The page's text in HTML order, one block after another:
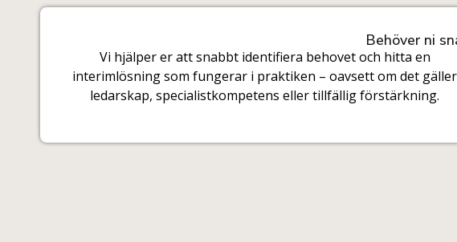
Behöver ni
Vi hjälper er att snabbt identifiera behovet och hitta en
interimlösning som fungerar i praktiken – oavsett om det gäller
ledarskap, specialistkompetens eller tillfällig förstärkning.